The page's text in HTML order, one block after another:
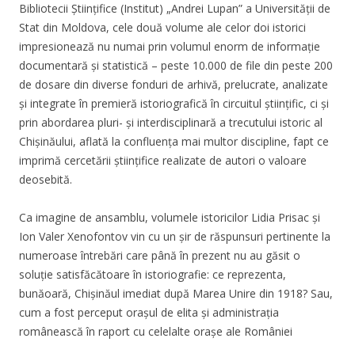
Bibliotecii Științifice (Institut) „Andrei Lupan” a Universității de
Stat din Moldova, cele două volume ale celor doi istorici
impresionează nu numai prin volumul enorm de informație
documentară și statistică – peste 10.000 de file din peste 200
de dosare din diverse fonduri de arhivă, prelucrate, analizate
și integrate în premieră istoriografică în circuitul științific, ci și
prin abordarea pluri- și interdisciplinară a trecutului istoric al
Chișinăului, aflată la confluența mai multor discipline, fapt ce
imprimă cercetării științifice realizate de autori o valoare
deosebită.
Ca imagine de ansamblu, volumele istoricilor Lidia Prisac și
Ion Valer Xenofontov vin cu un șir de răspunsuri pertinente la
numeroase întrebări care până în prezent nu au găsit o
soluție satisfăcătoare în istoriografie: ce reprezenta,
bunăoară, Chișinăul imediat după Marea Unire din 1918? Sau,
cum a fost perceput orașul de elita și administrația
românească în raport cu celelalte orașe ale României